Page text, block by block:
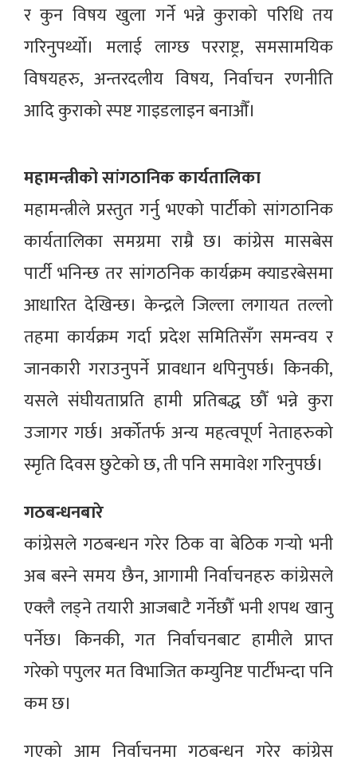
र कुन विषय खुला गर्ने भन्ने कुराको परिधि तय
गरिनुपर्थ्यो। मलाई लाग्छ परराष्ट्र, समसामयिक
विषयहरु, अन्तरदलीय विषय, निर्वाचन रणनीति
आदि कुराको स्पष्ट गाइडलाइन बनाऔँ।
महामन्त्रीको सांगठानिक कार्यतालिका
महामन्त्रीले प्रस्तुत गर्नु भएको पार्टीको सांगठानिक
कार्यतालिका समग्रमा राम्रै छ। कांग्रेस मासबेस
पार्टी भनिन्छ तर सांगठनिक कार्यक्रम क्याडरबेसमा
आधारित देखिन्छ। केन्द्रले जिल्ला लगायत तल्लो
तहमा कार्यक्रम गर्दा प्रदेश समितिसँग समन्वय र
जानकारी गराउनुपर्ने प्रावधान थपिनुपर्छ। किनकी,
यसले संघीयताप्रति हामी प्रतिबद्ध छौँ भन्ने कुरा
उजागर गर्छ। अर्कोतर्फ अन्य महत्वपूर्ण नेताहरुको
स्मृति दिवस छुटेको छ, ती पनि समावेश गरिनुपर्छ।
गठबन्धनबारे
कांग्रेसले गठबन्धन गरेर ठिक वा बेठिक गर्‍यो भनी
अब बस्ने समय छैन, आगामी निर्वाचनहरु कांग्रेसले
एक्लै लड्ने तयारी आजबाटै गर्नेछौँ भनी शपथ खानु
पर्नेछ। किनकी, गत निर्वाचनबाट हामीले प्राप्त
गरेको पपुलर मत विभाजित कम्युनिष्ट पार्टीभन्दा पनि
कम छ।
गएको आम निर्वाचनमा गठबन्धन गरेर कांग्रेस